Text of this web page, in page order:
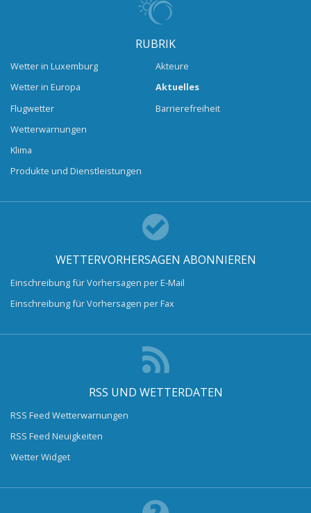
RUBRIK
Wetter in Luxemburg
Wetter in Europa
Flugwetter
Wetterwarnungen
Klima
Produkte und Dienstleistungen
Akteure
Aktuelles
Barrierefreiheit
WETTERVORHERSAGEN ABONNIEREN
Einschreibung für Vorhersagen per E-Mail
Einschreibung für Vorhersagen per Fax
RSS UND WETTERDATEN
RSS Feed Wetterwarnungen
RSS Feed Neuigkeiten
Wetter Widget